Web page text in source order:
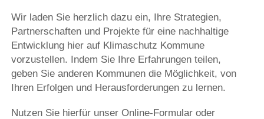
Wir laden Sie herzlich dazu ein, Ihre Strategien,
Partnerschaften und Projekte für eine nachhaltige
Entwicklung hier auf Klimaschutz Kommune
vorzustellen. Indem Sie Ihre Erfahrungen teilen,
geben Sie anderen Kommunen die Möglichkeit, von
Ihren Erfolgen und Herausforderungen zu lernen.
Nutzen Sie hierfür unser Online-Formular oder